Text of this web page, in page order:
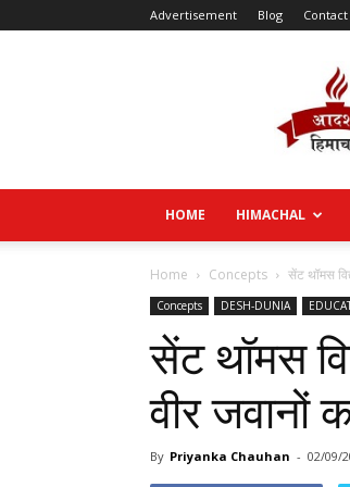
Advertisement Blog
HOME HIMACHAL
Home Concepts सेंट थॉमस
Concepts DESH-DUNIA
सेंट थॉमस
वीर जवानों
By Priyanka Chauhan - 02/09/